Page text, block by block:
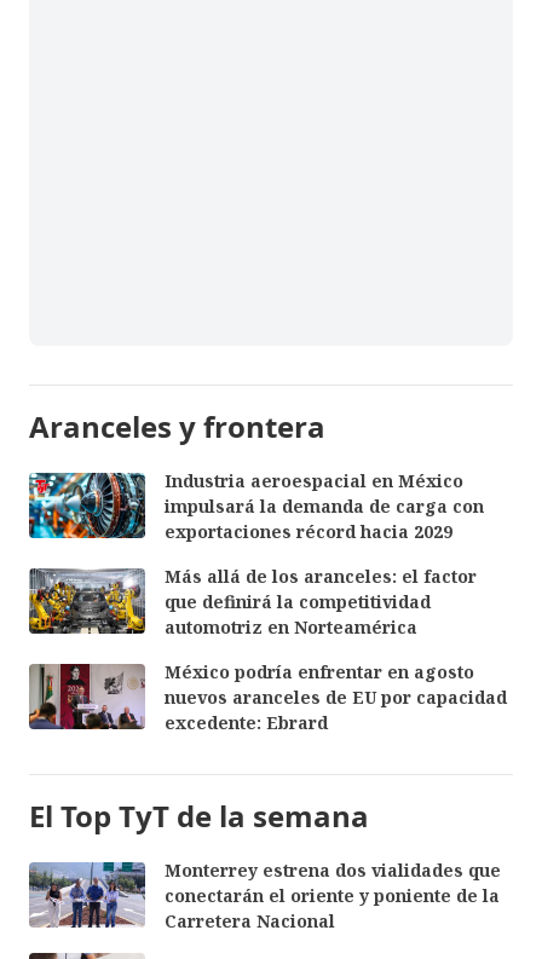
Aranceles y frontera
Industria aeroespacial en México
impulsará la demanda de carga con
exportaciones récord hacia 2029
Más allá de los aranceles: el factor
que definirá la competitividad
automotriz en Norteamérica
México podría enfrentar en agosto
nuevos aranceles de EU por capacidad
excedente: Ebrard
El Top TyT de la semana
Monterrey estrena dos vialidades que
conectarán el oriente y poniente de la
Carretera Nacional